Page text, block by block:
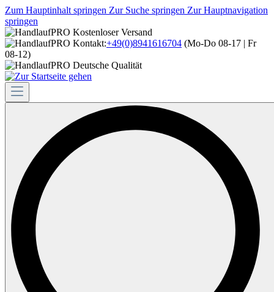
Zum Hauptinhalt springen Zur Suche springen Zur Hauptnavigation
springen
Kostenloser Versand
Kontakt:+49(0)8941616704 (Mo-Do 08-17 | Fr
08-12)
Deutsche Qualität